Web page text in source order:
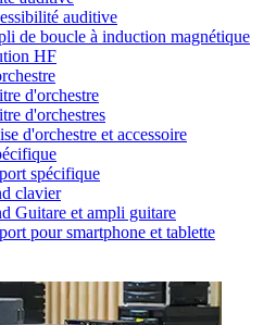
auditive
de boucle à induction magnétique
HF
d'orchestre
d'orchestres
d'orchestre et accessoire
spécifique
clavier
Guitare et ampli guitare
pour smartphone et tablette